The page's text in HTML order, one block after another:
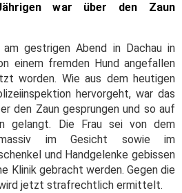
war über den Zaun
gestrigen Abend in Dachau in
einem fremden Hund angefallen
worden. Wie aus dem heutigen
hervorgeht, war das
den Zaun gesprungen und so auf
gelangt. Die Frau sei von dem
massiv im Gesicht sowie im
und Handgelenke gebissen
Klinik gebracht werden. Gegen die
jetzt strafrechtlich ermittelt.